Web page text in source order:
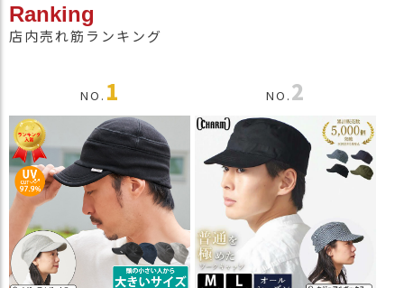
Ranking
店内売れ筋ランキング
NO. 1 NO. 2